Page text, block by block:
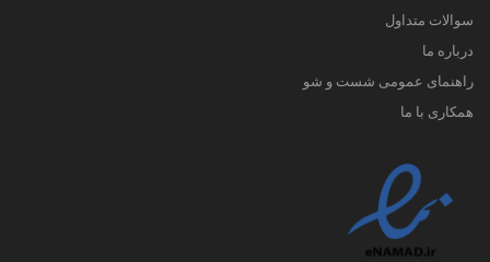
سوالات متداول
درباره ما
راهنمای عمومی شست و شو
همکاری با ما